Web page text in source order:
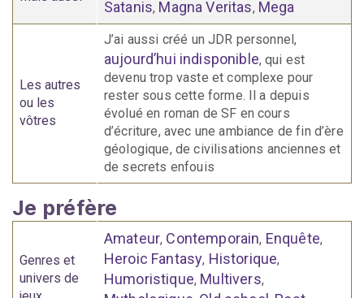
Satanis, Magna Veritas, Mega
Les autres
ou les
vôtres
J’ai aussi créé un JDR personnel,
aujourd’hui indisponible, qui est
devenu trop vaste et complexe pour
rester sous cette forme. Il a depuis
évolué en roman de SF en cours
d’écriture, avec une ambiance de fin d’ère
géologique, de civilisations anciennes et
de secrets enfouis
Je préfère
Genres et
univers de
Amateur, Contemporain, Enquête,
Heroic Fantasy, Historique,
Humoristique, Multivers,